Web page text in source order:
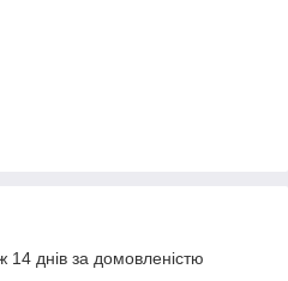
днів за домовленістю